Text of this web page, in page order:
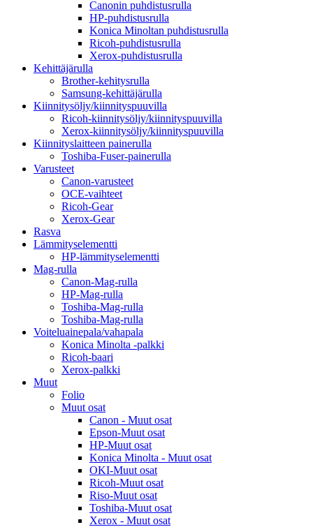
Canonin puhdistusrulla
HP-puhdistusrulla
Konica Minoltan puhdistusrulla
Ricoh-puhdistusrulla
Xerox-puhdistusrulla
Kehittäjärulla
Brother-kehitysrulla
Samsung-kehittäjärulla
Kiinnitysöljy/kiinnityspuuvilla
Ricoh-kiinnitysöljy/kiinnityspuuvilla
Xerox-kiinnitysöljy/kiinnityspuuvilla
Kiinnityslaitteen painerulla
Toshiba-Fuser-painerulla
Varusteet
Canon-varusteet
OCE-vaihteet
Ricoh-Gear
Xerox-Gear
Rasva
Lämmityselementti
HP-lämmityselementti
Mag-rulla
Canon-Mag-rulla
HP-Mag-rulla
Toshiba-Mag-rulla
Toshiba-Mag-rulla
Voiteluainepala/vahapala
Konica Minolta -palkki
Ricoh-baari
Xerox-palkki
Muut
Folio
Muut osat
Canon - Muut osat
Epson-Muut osat
HP-Muut osat
Konica Minolta - Muut osat
OKI-Muut osat
Ricoh-Muut osat
Riso-Muut osat
Toshiba-Muut osat
Xerox - Muut osat